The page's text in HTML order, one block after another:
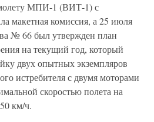
МПИ-1 (ВИТ-1) с
макетная комиссия, а 25 июля
№ 66 был утвержден план
на текущий год, который
двух опытных экземпляров
истребителя с двумя моторами
скоростью полета на
км/ч.